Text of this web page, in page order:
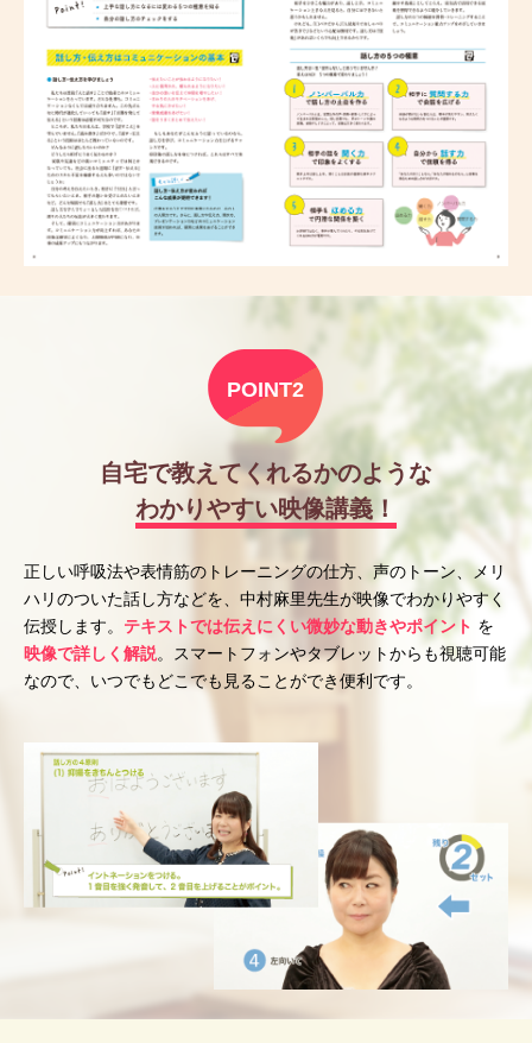
POINT2
自宅で教えてくれるかのような
わかりやすい映像講義！
正しい呼吸法や表情筋のトレーニングの仕方、声のトーン、メリ
ハリのついた話し方などを、中村麻里先生が映像でわかりやすく
伝授します。 テキストでは伝えにくい微妙な動きやポイント を
映像で詳しく解説。スマートフォンやタブレットからも視聴可能
なので、いつでもどこでも見ることができ便利です。